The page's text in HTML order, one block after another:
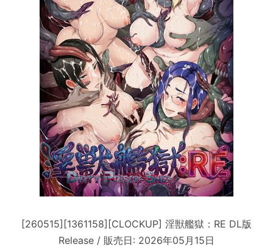
[260515][1361158][CLOCKUP] 淫獣艦獄：RE DL版
Release / 販売日: 2026年05月15日